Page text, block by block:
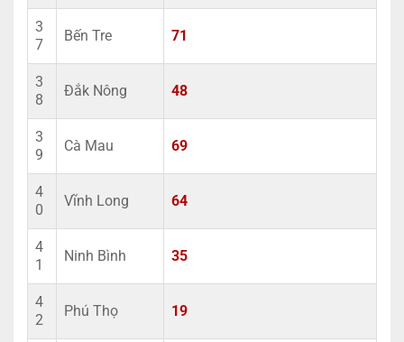
3
7
Bến Tre 71
3
8
Đắk Nông 48
3
9
Cà Mau 69
4
0
Vĩnh Long 64
4
1
Ninh Bình 35
4
2
Phú Thọ 19